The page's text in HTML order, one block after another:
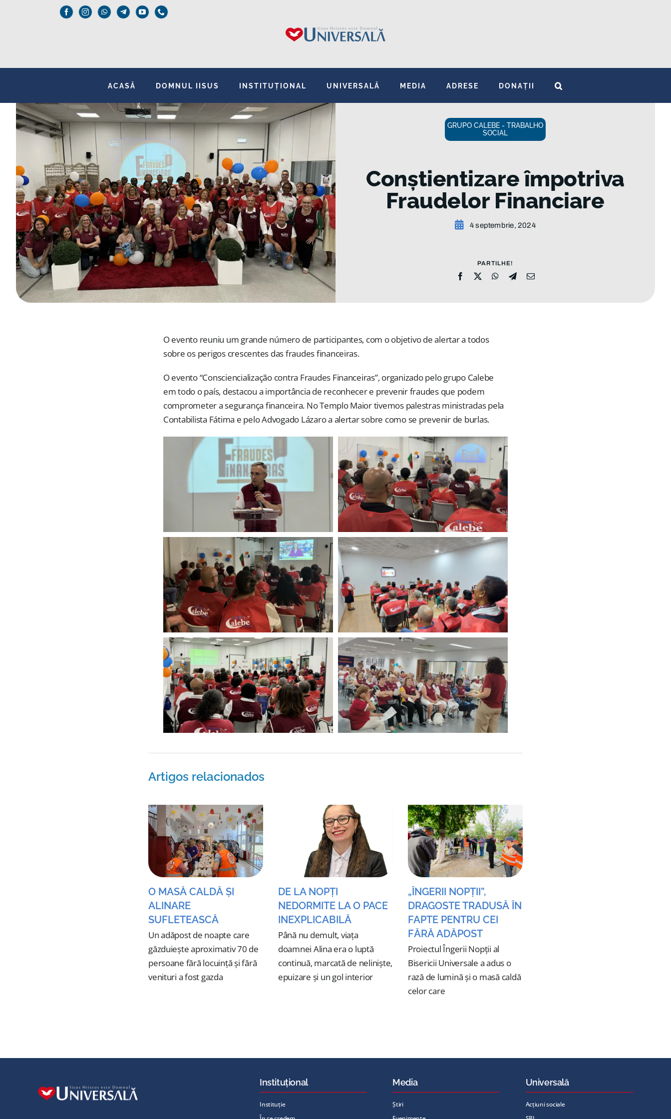
ACASĂ DOMNUL IISUS INSTITUȚIONAL UNIVERSALĂ MEDIA ADRESE DONAȚII
GRUPO CALEBE - TRABALHO
SOCIAL
Conștientizare împotriva
Fraudelor Financiare
4 septembrie, 2024
PARTILHE!
O evento reuniu um grande número de participantes, com o objetivo de alertar a todos
sobre os perigos crescentes das fraudes financeiras.
O evento “Consciencialização contra Fraudes Financeiras”, organizado pelo grupo Calebe
em todo o país, destacou a importância de reconhecer e prevenir fraudes que podem
comprometer a segurança financeira. No Templo Maior tivemos palestras ministradas pela
Contabilista Fátima e pelo Advogado Lázaro a alertar sobre como se prevenir de burlas.
Artigos relacionados
O MASĂ CALDĂ ȘI
ALINARE
SUFLETEASCĂ
Un adăpost de noapte care
găzduiește aproximativ 70 de
persoane fără locuință și fără
venituri a fost gazda
DE LA NOPȚI
NEDORMITE LA O PACE
INEXPLICABILĂ
Până nu demult, viața
doamnei Alina era o luptă
continuă, marcată de neliniște,
epuizare și un gol interior
„ÎNGERII NOPȚII”,
DRAGOSTE TRADUSĂ ÎN
FAPTE PENTRU CEI
FĂRĂ ADĂPOST
Proiectul Îngerii Nopții al
Bisericii Universale a adus o
rază de lumină și o masă caldă
celor care
Instituțional
Instituție
Media
Știri
Universală
Acțiuni sociale